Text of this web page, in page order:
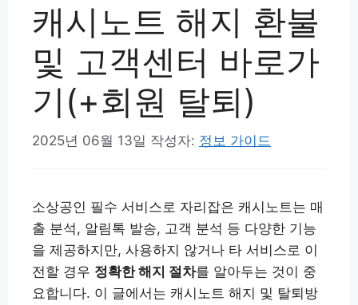
캐시노트 해지 환불
및 고객센터 바로가
기(+회원 탈퇴)
2025년 06월 13일 작성자: 정보 가이드
소상공인 필수 서비스로 자리잡은 캐시노트는 매
출 분석, 알림톡 발송, 고객 분석 등 다양한 기능
을 제공하지만, 사용하지 않거나 타 서비스로 이
전할 경우 정확한 해지 절차를 알아두는 것이 중
요합니다. 이 글에서는 캐시노트 해지 및 탈퇴방